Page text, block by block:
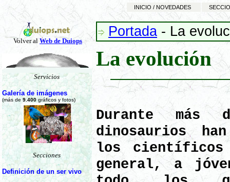
INICIO / NOVEDADES
Volver al Web de Duiops
Servicios
Galería de imágenes
(más de 9.400 gráficos y fotos)
Secciones
Definición de un ser vivo
Portada - La
La evolución
Durante más
dinosaurios
los científicos
general, a